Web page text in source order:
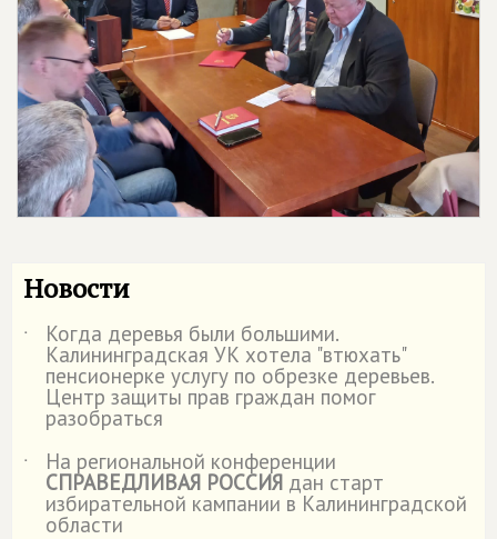
Новости
˙ Когда деревья были большими.
Калининградская УК хотела "втюхать"
пенсионерке услугу по обрезке деревьев.
Центр защиты прав граждан помог
разобраться
˙
На региональной конференции
СПРАВЕДЛИВАЯ РОССИЯ дан старт
избирательной кампании в Калининградской
области